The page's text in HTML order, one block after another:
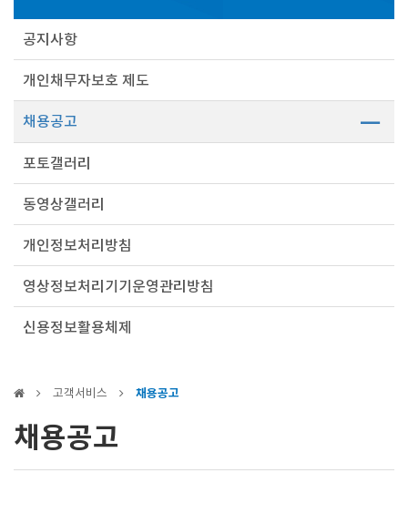
공지사항
개인채무자보호 제도
채용공고
포토갤러리
동영상갤러리
개인정보처리방침
영상정보처리기기운영관리방침
신용정보활용체제
고객서비스 채용공고
채용공고